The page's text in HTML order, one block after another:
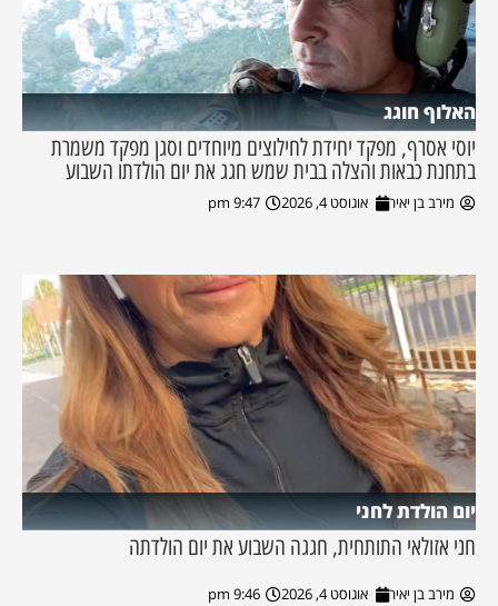
האלוף חוגג
יוסי אסרף, מפקד יחידת לחילוצים מיוחדים וסגן מפקד משמרת
בתחנת כבאות והצלה בבית שמש חגג את יום הולדתו השבוע
מירב בן יאיר אוגוסט 4, 2026 9:47 pm
יום הולדת לחני
חני אזולאי התותחית, חגגה השבוע את יום הולדתה
מירב בן יאיר אוגוסט 4, 2026 9:46 pm